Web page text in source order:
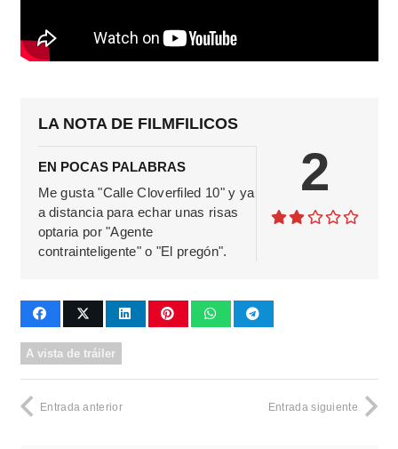
LA NOTA DE FILMFILICOS
EN POCAS PALABRAS
Me gusta "Calle Cloverfiled 10" y ya
a distancia para echar unas risas
optaria por "Agente
contrainteligente" o "El pregón".
2
A vista de tráiler
Entrada anterior Entrada siguiente